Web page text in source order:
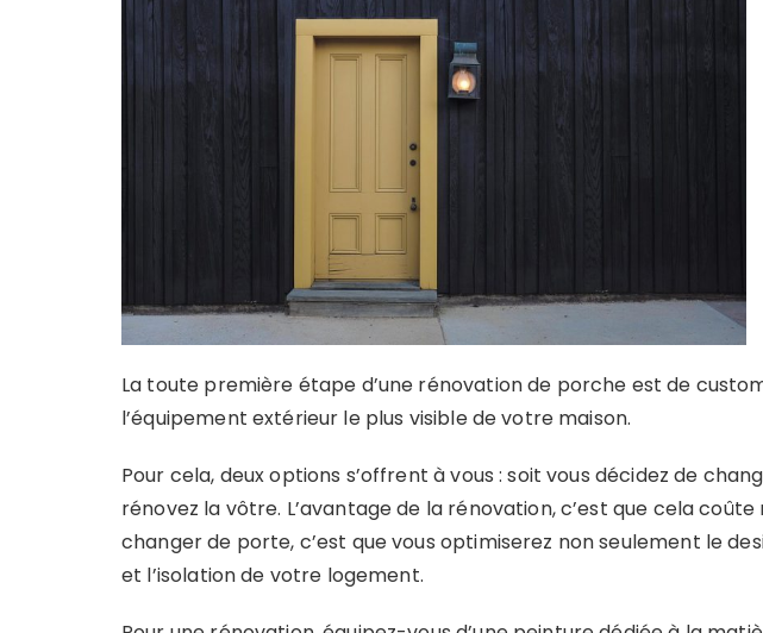
La toute première étape d’une rénovation de porche est de
l’équipement extérieur le plus visible de votre maison.
Pour cela, deux options s’offrent à vous : soit vous décidez de
rénovez la vôtre. L’avantage de la rénovation, c’est que cela coûte
changer de porte, c’est que vous optimiserez non seulement le
et l’isolation de votre logement.